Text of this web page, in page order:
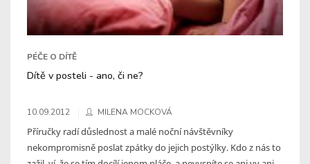
PÉČE O DÍTĚ
Dítě v posteli - ano, či ne?
10.09.2012 MILENA MOCKOVÁ
Příručky radí důslednost a malé noční návštěvníky
nekompromisně poslat zpátky do jejich postýlky. Kdo z nás to